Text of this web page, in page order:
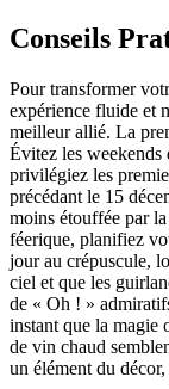
Conseils
Pour transformer
expérience fluide et
meilleur allié. La
Évitez les weekends
privilégiez les
précédant le 15
moins étouffée par
féerique, planifiez
jour au crépuscule,
ciel et que les
de « Oh ! »
instant que la magie
de vin chaud
un élément du